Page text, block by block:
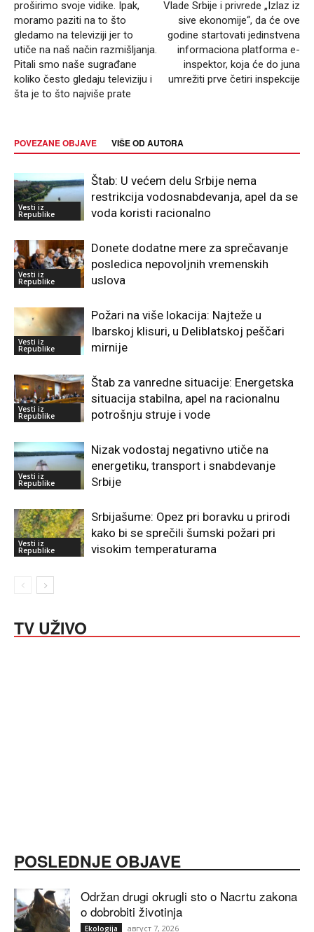
proširimo svoje vidike. Ipak,
moramo paziti na to što
gledamo na televiziji jer to
utiče na naš način razmišljanja.
Pitali smo naše sugrađane
koliko često gledaju televiziju i
šta je to što najviše prate
Vlade Srbije i privrede „Izlaz iz
sive ekonomije“, da će ove
godine startovati jedinstvena
informaciona platforma e-
inspektor, koja će do juna
umrežiti prve četiri inspekcije
POVEZANE OBJAVE VIŠE OD AUTORA
Vesti iz
Republike
Štab: U većem delu Srbije nema
restrikcija vodosnabdevanja, apel da se
voda koristi racionalno
Vesti iz
Republike
Donete dodatne mere za sprečavanje
posledica nepovoljnih vremenskih
uslova
Vesti iz
Republike
Požari na više lokacija: Najteže u
Ibarskoj klisuri, u Deliblatskoj peščari
mirnije
Vesti iz
Republike
Štab za vanredne situacije: Energetska
situacija stabilna, apel na racionalnu
potrošnju struje i vode
Vesti iz
Republike
Nizak vodostaj negativno utiče na
energetiku, transport i snabdevanje
Srbije
Vesti iz
Republike
Srbijašume: Opez pri boravku u prirodi
kako bi se sprečili šumski požari pri
visokim temperaturama
TV UŽIVO
POSLEDNJE OBJAVE
Održan drugi okrugli sto o Nacrtu zakona
o dobrobiti životinja
Ekologija август 7, 2026